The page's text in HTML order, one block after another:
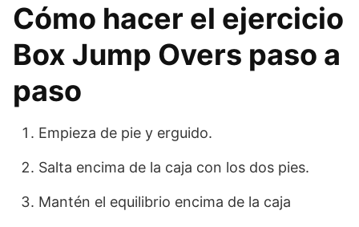
Cómo hacer el ejercicio
Box Jump Overs paso a
paso
Empieza de pie y erguido.
Salta encima de la caja con los dos pies.
Mantén el equilibrio encima de la caja